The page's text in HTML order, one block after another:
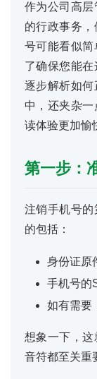
作为公司高
的行政事务
号可能看似
了确保您能
逐步解析如
中，还夹杂
读体验更加愉
第一步：
注销手机号
的包括：
身份证原
手机号的
如有需要
想象一下，
音符都至关重